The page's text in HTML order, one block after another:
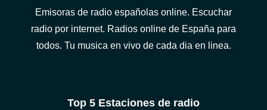
Emisoras de radio españolas online. Escuchar
radio por internet. Radios online de España para
todos. Tu musica en vivo de cada dia en linea.
Top 5 Estaciones de radio